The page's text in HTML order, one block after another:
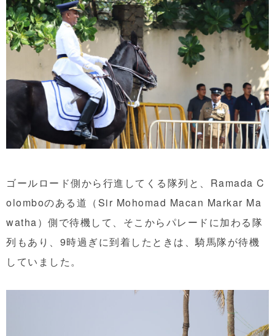
ゴールロード側から行進してくる隊列と、Ramada C
olomboのある道（Sir Mohomad Macan Markar Ma
watha）側で待機して、そこからパレードに加わる隊
列もあり、9時過ぎに到着したときは、騎馬隊が待機
していました。